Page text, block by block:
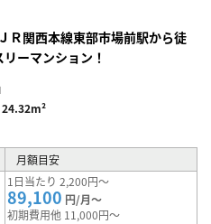
Ｒ関西本線東部市場前駅から徒
ーマンション！
24.32m²
月額目安
1日当たり 2,200円～
89,100 円/月～
初期費用他 11,000円～